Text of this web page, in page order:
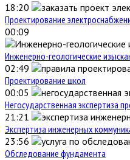
18:20
Проектирование
00:09
Инженерно-геологические
02:49
Проектирование школ
00:05
Негосударственная экспертиза
21:21
Экспертиза инженерных
23:56
Обследование фундамента